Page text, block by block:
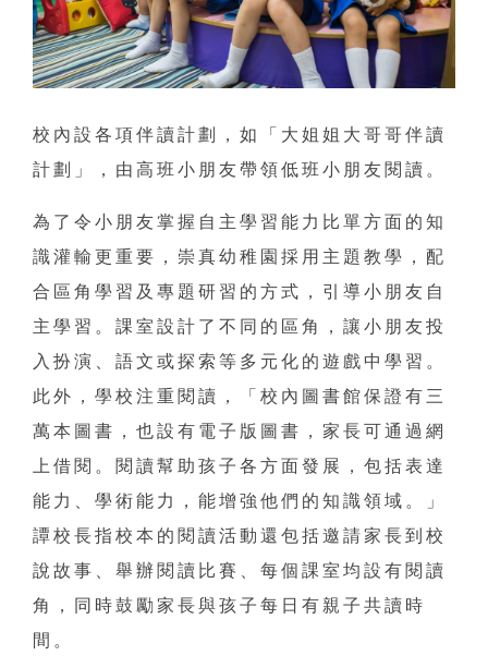
校內設各項伴讀計劃，如「大姐姐大哥哥伴讀
計劃」，由高班小朋友帶領低班小朋友閱讀。
為了令小朋友掌握自主學習能力比單方面的知
識灌輸更重要，崇真幼稚園採用主題教學，配
合區角學習及專題研習的方式，引導小朋友自
主學習。課室設計了不同的區角，讓小朋友投
入扮演、語文或探索等多元化的遊戲中學習。
此外，學校注重閱讀，「校內圖書館保證有三
萬本圖書，也設有電子版圖書，家長可通過網
上借閱。閱讀幫助孩子各方面發展，包括表達
能力、學術能力，能增強他們的知識領域。」
譚校長指校本的閱讀活動還包括邀請家長到校
說故事、舉辦閱讀比賽、每個課室均設有閱讀
角，同時鼓勵家長與孩子每日有親子共讀時
間。